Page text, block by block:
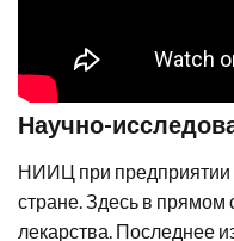
Научно-
НИИЦ при предприятии
стране. Здесь в
лекарства. Последнее